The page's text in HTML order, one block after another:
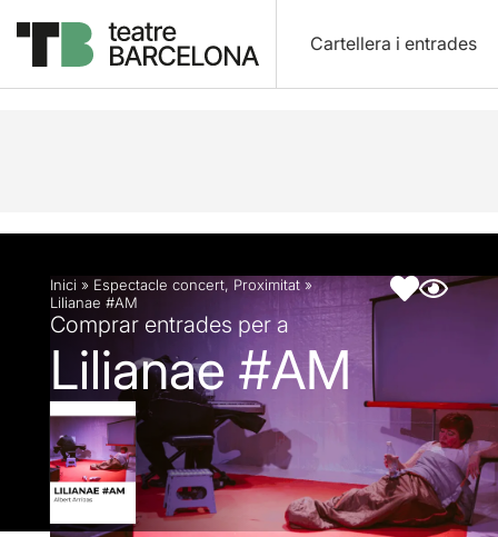
Cartellera i entrades
Descripció Fitxa artística Fotos i vídeos
Inici » Espectacle concert, Proximitat»
Lilianae #AM
Comprar entrades per a
Lilianae #AM